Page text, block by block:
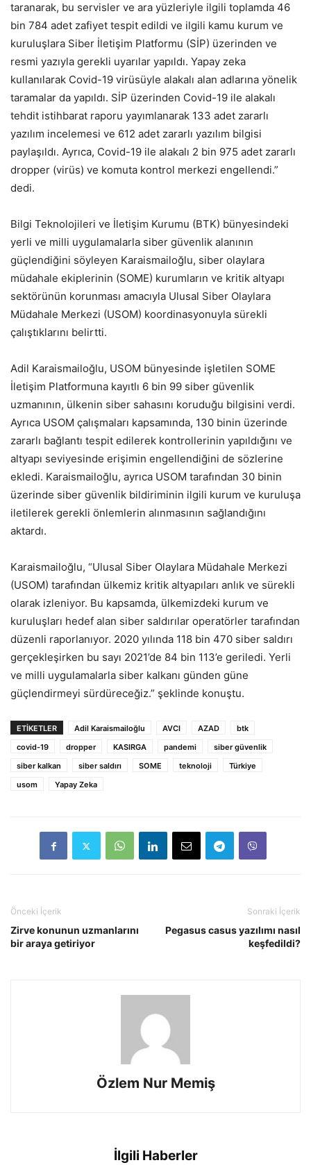
taranarak, bu servisler ve ara yüzleriyle ilgili toplamda 46
bin 784 adet zafiyet tespit edildi ve ilgili kamu kurum ve
kuruluşlara Siber İletişim Platformu (SİP) üzerinden ve
resmi yazıyla gerekli uyarılar yapıldı. Yapay zeka
kullanılarak Covid-19 virüsüyle alakalı alan adlarına yönelik
taramalar da yapıldı. SİP üzerinden Covid-19 ile alakalı
tehdit istihbarat raporu yayımlanarak 133 adet zararlı
yazılım incelemesi ve 612 adet zararlı yazılım bilgisi
paylaşıldı. Ayrıca, Covid-19 ile alakalı 2 bin 975 adet zararlı
dropper (virüs) ve komuta kontrol merkezi engellendi.”
dedi.
Bilgi Teknolojileri ve İletişim Kurumu (BTK) bünyesindeki
yerli ve milli uygulamalarla siber güvenlik alanının
güçlendiğini söyleyen Karaismailoğlu, siber olaylara
müdahale ekiplerinin (SOME) kurumların ve kritik altyapı
sektörünün korunması amacıyla Ulusal Siber Olaylara
Müdahale Merkezi (USOM) koordinasyonuyla sürekli
çalıştıklarını belirtti.
Adil Karaismailoğlu, USOM bünyesinde işletilen SOME
İletişim Platformuna kayıtlı 6 bin 99 siber güvenlik
uzmanının, ülkenin siber sahasını koruduğu bilgisini verdi.
Ayrıca USOM çalışmaları kapsamında, 130 binin üzerinde
zararlı bağlantı tespit edilerek kontrollerinin yapıldığını ve
altyapı seviyesinde erişimin engellendiğini de sözlerine
ekledi. Karaismailoğlu, ayrıca USOM tarafından 30 binin
üzerinde siber güvenlik bildiriminin ilgili kurum ve kuruluşa
iletilerek gerekli önlemlerin alınmasının sağlandığını
aktardı.
Karaismailoğlu, “Ulusal Siber Olaylara Müdahale Merkezi
(USOM) tarafından ülkemiz kritik altyapıları anlık ve sürekli
olarak izleniyor. Bu kapsamda, ülkemizdeki kurum ve
kuruluşları hedef alan siber saldırılar operatörler tarafından
düzenli raporlanıyor. 2020 yılında 118 bin 470 siber saldırı
gerçekleşirken bu sayı 2021’de 84 bin 113’e geriledi. Yerli
ve milli uygulamalarla siber kalkanı günden güne
güçlendirmeyi sürdüreceğiz.” şeklinde konuştu.
ETIKETLER Adil Karaismailoğlu AVCI AZAD
btk
covid-19
dropper KASIRGA pandemi
siber güvenlik
siber kalkan
siber saldırı SOME teknoloji
Türkiye
usom
Yapay Zeka
Önceki İçerik
Zirve konunun uzmanlarını
bir araya getiriyor
Sonraki İçerik
Pegasus casus yazılımı nasıl
keşfedildi?
Özlem Nur Memiş
İlgili Haberler